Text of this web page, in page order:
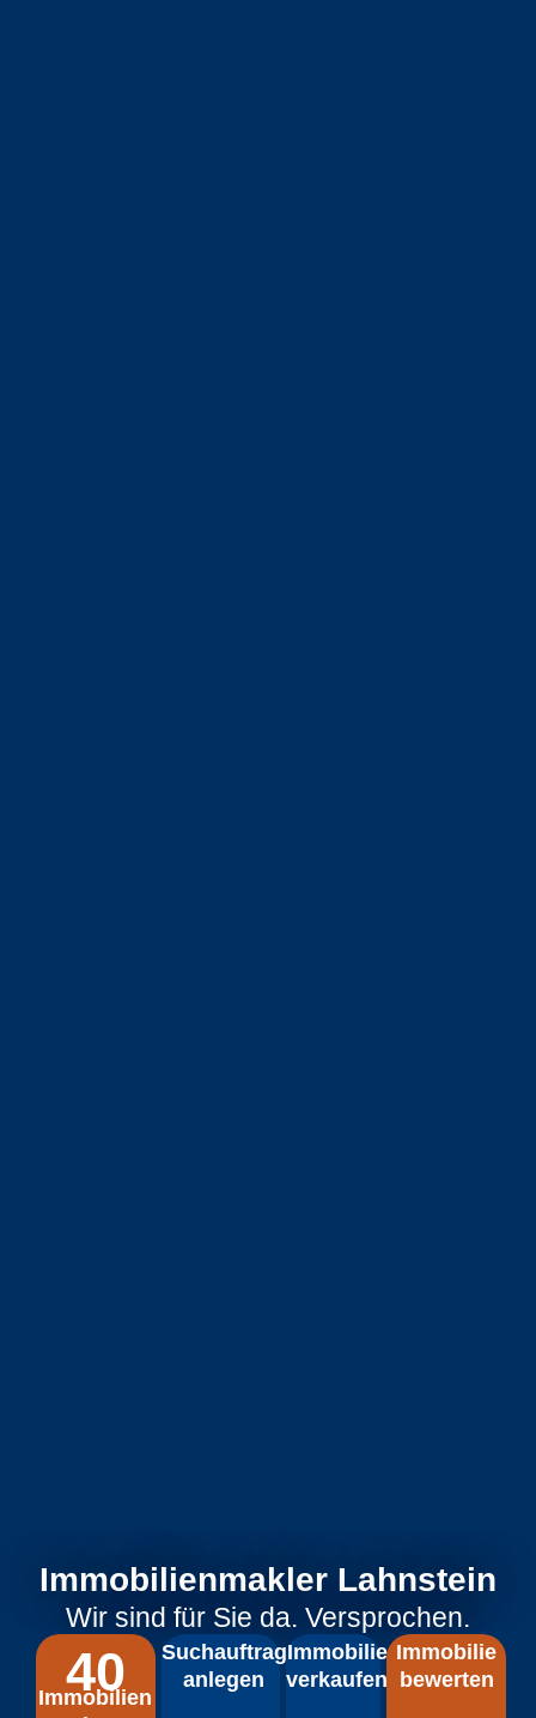
Immobilienmakler Lahnstein
Wir sind für Sie da. Versprochen.
40
Immobilien
Suchauftrag
anlegen
Immobilie
verkaufen
Immobilie
bewerten